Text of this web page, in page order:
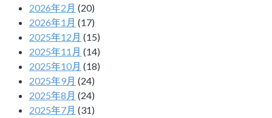
2026年2月 (20)
2026年1月 (17)
2025年12月 (15)
2025年11月 (14)
2025年10月 (18)
2025年9月 (24)
2025年8月 (24)
2025年7月 (31)